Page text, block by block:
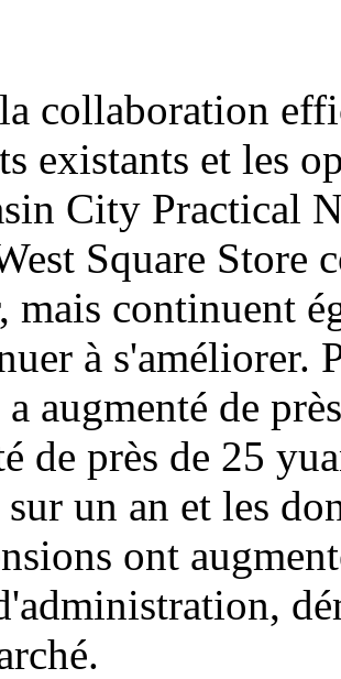
collaboration
existants et les
City Practical
Square Store
mais continuent
à s'améliorer.
a augmenté de
de près de 25
un an et les
ont